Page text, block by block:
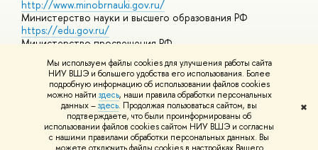
Мы используем файлы cookies для улучшения работы сайта
НИУ ВШЭ и большего удобства его использования. Более
подробную информацию об использовании файлов cookies
можно найти здесь, наши правила обработки персональных
данных –здесь. Продолжая пользоваться сайтом, вы
подтверждаете, что были проинформированы об
использовании файлов cookies сайтом НИУ ВШЭ и согласны
с нашими правилами обработки персональных данных. Вы
✖
http://www.minobrnauki.gov.ru/
Министерство науки и высшего образования РФ
https://edu.gov.ru/
Министерство просвещения РФ
https://elearning.hse.ru/mooc
Массовые открытые онлайн-курсы
© НИУ ВШЭ 1993–2026 Адреса и контактыУсловия
использования материалов Политика конфиденциальности
Шрифты HSE Sans и HSE Slab разработаны вШколе дизайна НИУ